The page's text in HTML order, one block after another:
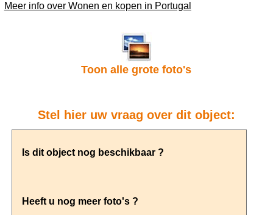
Meer info over Wonen en kopen in Portugal
Toon alle grote foto's
Stel hier uw vraag over dit object: